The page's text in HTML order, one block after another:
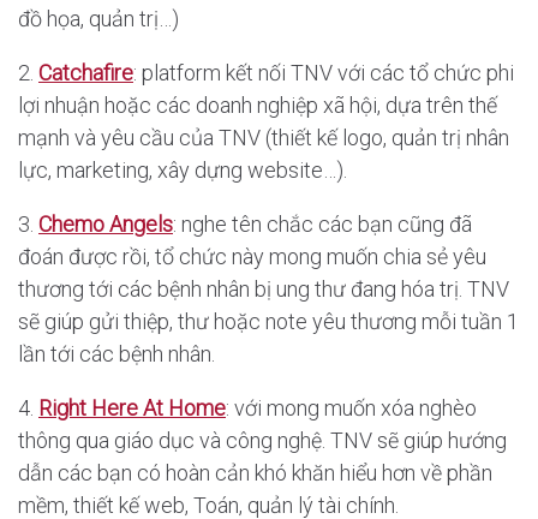
đồ họa, quản trị…)
2. Catchafire: platform kết nối TNV với các tổ chức phi
lợi nhuận hoặc các doanh nghiệp xã hội, dựa trên thế
mạnh và yêu cầu của TNV (thiết kế logo, quản trị nhân
lực, marketing, xây dựng website…).
3. Chemo Angels: nghe tên chắc các bạn cũng đã
đoán được rồi, tổ chức này mong muốn chia sẻ yêu
thương tới các bệnh nhân bị ung thư đang hóa trị. TNV
sẽ giúp gửi thiệp, thư hoặc note yêu thương mỗi tuần 1
lần tới các bệnh nhân.
4. Right Here At Home: với mong muốn xóa nghèo
thông qua giáo dục và công nghệ. TNV sẽ giúp hướng
dẫn các bạn có hoàn cản khó khăn hiểu hơn về phần
mềm, thiết kế web, Toán, quản lý tài chính.